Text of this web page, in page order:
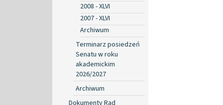
2008 - XLVI
2007 - XLVI
Archiwum
Terminarz posiedzeń
Senatu w roku
akademickim
2026/2027
Archiwum
Dokumenty Rad